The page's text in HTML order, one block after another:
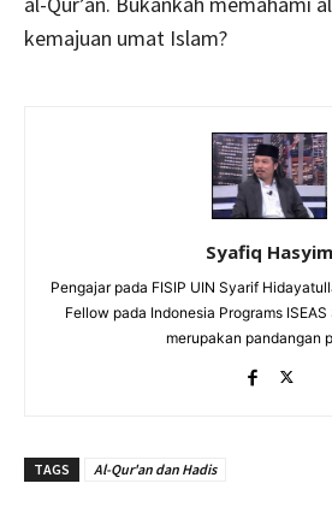
kemajuan umat Islam?
Syafiq Hasyim
Pengajar pada FISIP UIN Syarif
Fellow pada Indonesia Programs
merupakan pandangan
TAGS Al-Qur'an dan Hadis